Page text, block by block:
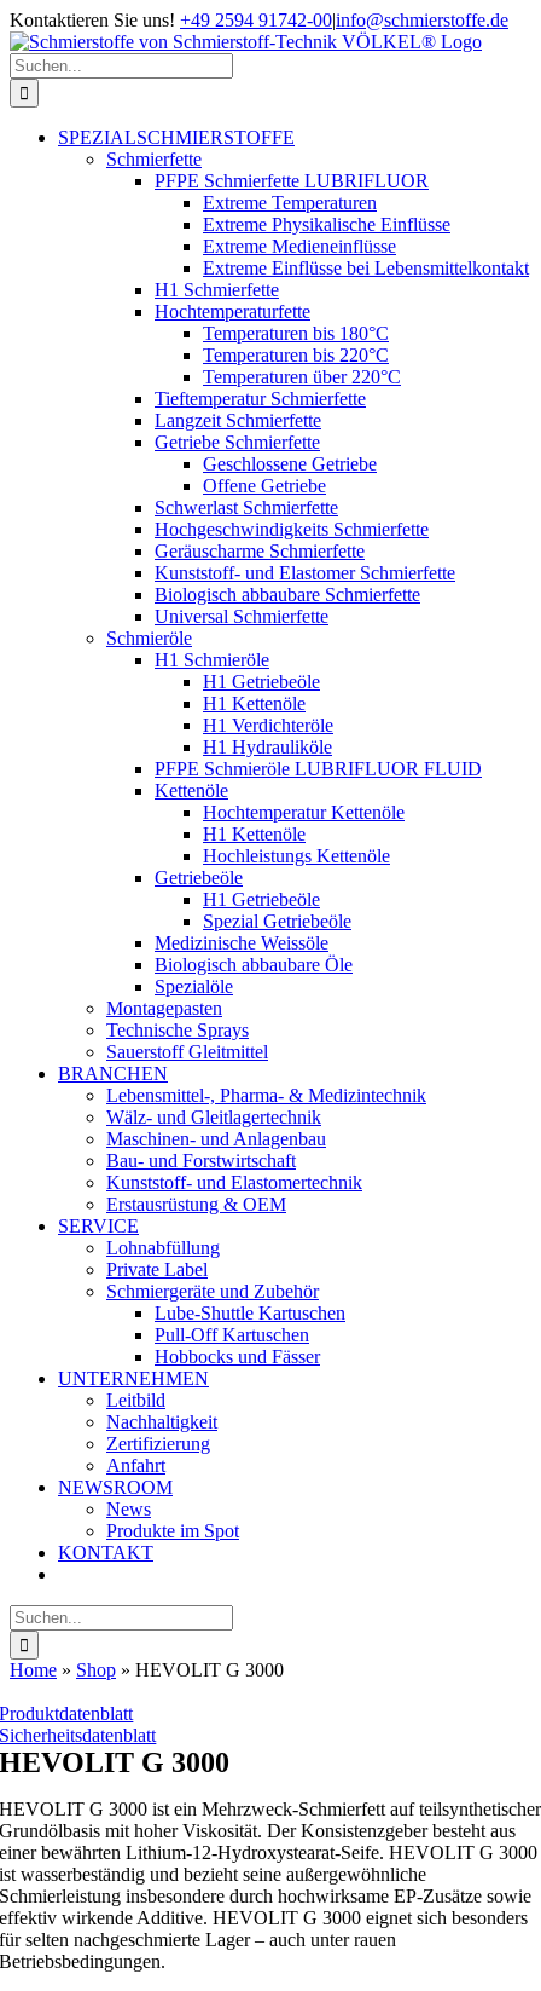
Zum
Inhalt
springen
Kontaktieren Sie uns! +49 2594 91742-00|info@schmierstoffe.de
Suche
nach:
SPEZIALSCHMIERSTOFFE
Schmierfette
PFPE Schmierfette LUBRIFLUOR
Extreme Temperaturen
Extreme Physikalische Einflüsse
Extreme Medieneinflüsse
Extreme Einflüsse bei Lebensmittelkontakt
H1 Schmierfette
Hochtemperaturfette
Temperaturen bis 180°C
Temperaturen bis 220°C
Temperaturen über 220°C
Tieftemperatur Schmierfette
Langzeit Schmierfette
Getriebe Schmierfette
Geschlossene Getriebe
Offene Getriebe
Schwerlast Schmierfette
Hochgeschwindigkeits Schmierfette
Geräuscharme Schmierfette
Kunststoff- und Elastomer Schmierfette
Biologisch abbaubare Schmierfette
Universal Schmierfette
Schmieröle
H1 Schmieröle
H1 Getriebeöle
H1 Kettenöle
H1 Verdichteröle
H1 Hydrauliköle
PFPE Schmieröle LUBRIFLUOR FLUID
Kettenöle
Hochtemperatur Kettenöle
H1 Kettenöle
Hochleistungs Kettenöle
Getriebeöle
H1 Getriebeöle
Spezial Getriebeöle
Medizinische Weissöle
Biologisch abbaubare Öle
Spezialöle
Montagepasten
Technische Sprays
Sauerstoff Gleitmittel
BRANCHEN
Lebensmittel-, Pharma- & Medizintechnik
Wälz- und Gleitlagertechnik
Maschinen- und Anlagenbau
Bau- und Forstwirtschaft
Kunststoff- und Elastomertechnik
Erstausrüstung & OEM
SERVICE
Lohnabfüllung
Private Label
Schmiergeräte und Zubehör
Lube-Shuttle Kartuschen
Pull-Off Kartuschen
Hobbocks und Fässer
UNTERNEHMEN
Leitbild
Nachhaltigkeit
Zertifizierung
Anfahrt
NEWSROOM
News
Produkte im Spot
KONTAKT
Suche
nach:
Home » Shop » HEVOLIT G 3000
Produktdatenblatt
Sicherheitsdatenblatt
HEVOLIT G 3000
HEVOLIT G 3000 ist ein Mehrzweck-Schmierfett auf teilsynthetischer
Grundölbasis mit hoher Viskosität. Der Konsistenzgeber besteht aus
einer bewährten Lithium-12-Hydroxystearat-Seife. HEVOLIT G 3000
ist wasserbeständig und bezieht seine außergewöhnliche
Schmierleistung insbesondere durch hochwirksame EP-Zusätze sowie
effektiv wirkende Additive. HEVOLIT G 3000 eignet sich besonders
für selten nachgeschmierte Lager – auch unter rauen
Betriebsbedingungen.